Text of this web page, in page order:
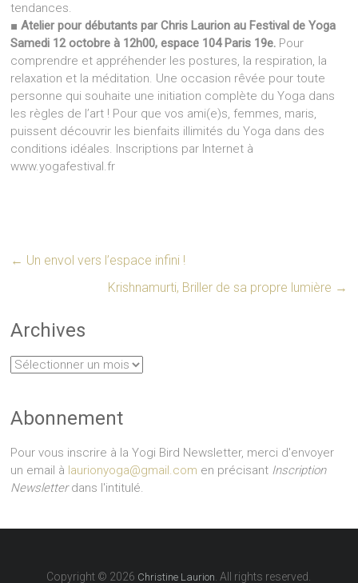
tendances.
■Atelier pour débutants par Chris Laurion au Festival de Yoga
Samedi 12 octobre à 12h00, espace 104 Paris 19e. Pour
comprendre et appréhender les postures, la respiration, la
relaxation et la méditation. Une occasion rêvée pour toute
personne qui souhaite une initiation complète du Yoga dans
les règles de l’art ! Pour que vos ami(e)s, femmes, maris,
puissent découvrir les bienfaits illimités du Yoga dans des
conditions idéales. Inscriptions par Internet à
www.yogafestival.fr
← Un envol vers l’espace infini !
Krishnamurti, Briller de sa propre lumière →
Archives
Archives
Abonnement
Pour vous inscrire à la Yogi Bird Newsletter, merci d'envoyer
un email à laurionyoga@gmail.com en précisant Inscription
Newsletterdans l'intitulé.
Copyright © 2026 Christine Laurion . All rights reserved.